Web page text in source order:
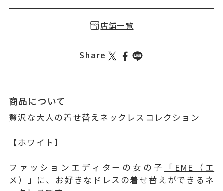
店舗一覧
Share
商品について
贅沢な大人の着せ替えネックレスコレクション
【ホワイト】
ファッションエディターの女の子
「EME（エ
メ）」 に、お好きなドレスの着せ替えができるネ